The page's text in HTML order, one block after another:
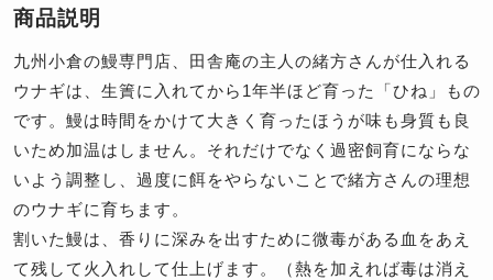
商品説明
九州小倉の鰻専門店、田舎庵の主人の緒方さんが仕入れる
ウナギは、生簀に入れてから1年半ほど育った「ひね」もの
です。鰻は時間をかけて大きく育ったほうが味も身質も良
いため加温はしません。それだけでなく過密飼育にならな
いよう調整し、過度に餌をやらないことで緒方さんの理想
のウナギに育ちます。
割いた鰻は、香りに深みを出すために微毒がある血をあえ
て残して火入れして仕上げます。（熱を加えれば毒は消え